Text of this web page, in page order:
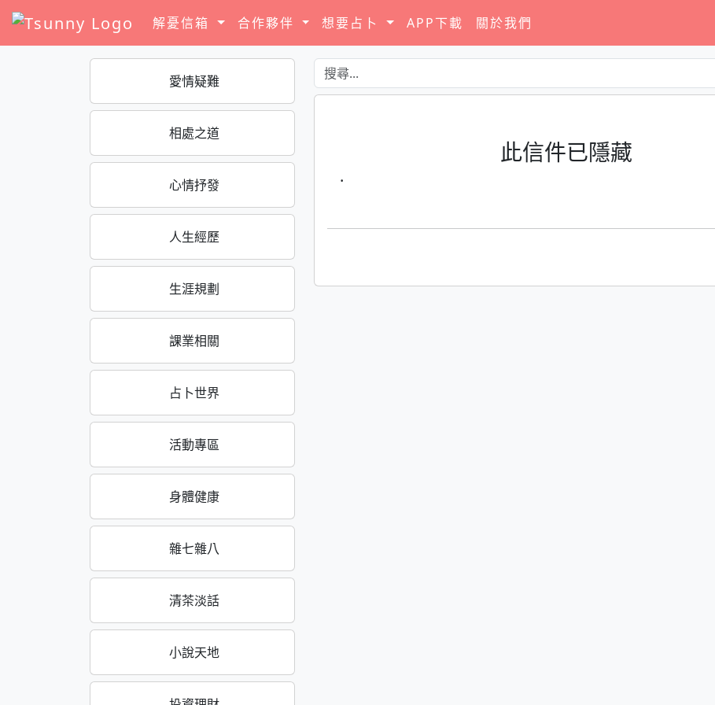
解憂信箱 合作夥伴 想要占卜 APP下載 關於我們
愛情疑難
相處之道
心情抒發
人生經歷
生涯規劃
課業相關
占卜世界
活動專區
身體健康
雜七雜八
清茶淡話
小說天地
此信件已隱藏
·